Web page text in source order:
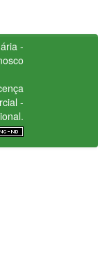
-
-